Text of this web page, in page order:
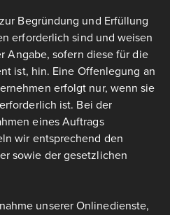
Begründung und Erfüllung
erforderlich sind und weisen
Angabe, sofern diese für die
ist, hin. Eine Offenlegung an
erfolgt nur, wenn sie
ist. Bei der
eines Auftrags
wir entsprechend den
sowie der gesetzlichen
unserer Onlinedienste,